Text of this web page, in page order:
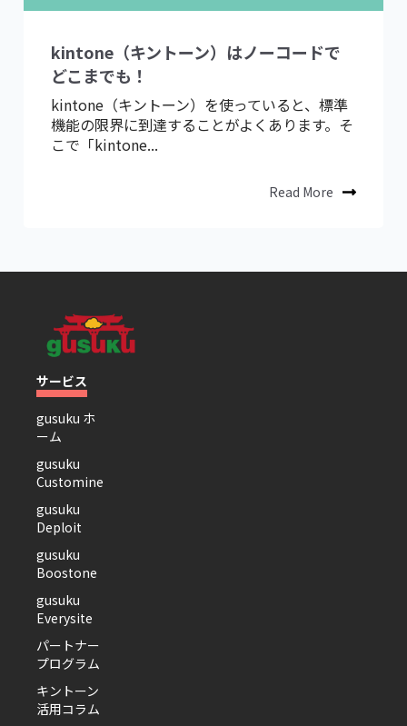
kintone（キントーン）はノーコードで
どこまでも！
kintone（キントーン）を使っていると、標準
機能の限界に到達することがよくあります。そ
こで「kintone...
Read More
サービス
gusuku ホ
ーム
gusuku
Customine
gusuku
Deploit
gusuku
Boostone
gusuku
Everysite
パートナー
プログラム
キントーン
活用コラム